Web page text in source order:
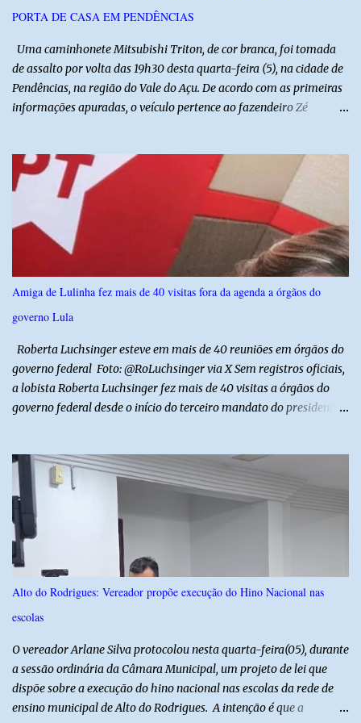
Assembleia de Deus possui uma das maiores estruturas religiosas
PORTA DE CASA EM PENDÊNCIAS
Uma caminhonete Mitsubishi Triton, de cor branca, foi tomada
de assalto por volta das 19h30 desta quarta-feira (5), na cidade de
Pendências, na região do Vale do Açu. De acordo com as primeiras
informações apuradas, o veículo pertence ao fazendeiro Zé
anunciaram o assalto no momento em que ela estava em frente à
residência, no Centro da cidade. Ainda conforme relatos de
testemunhas, os suspeitos utilizavam roupas semelhantes a
uniformes de empresa, o que pode ter ajudado a não despertar
suspeitas antes da abordagem. Após a ação criminosa, a dupla
fugiu levando a caminhonete em direção ainda desconhecida. A
Polícia Militar foi acionada logo após o crime e realiza diligências
na região na tentativa de localizar o veículo e identificar os
autores do assalto. Qualquer informação que possa ajudar na
Amiga de Lulinha fez mais de 40 visitas fora da agenda a órgãos do
governo Lula
Roberta Luchsinger esteve em mais de 40 reuniões em órgãos do
governo federal Foto: @RoLuchsinger via X Sem registros oficiais,
a lobista Roberta Luchsinger fez mais de 40 visitas a órgãos do
governo federal desde o início do terceiro mandato do presidente
públicos que participam dos encontros. Em duas oportunidades, a
lobista esteve no Palácio do Planalto e no gabinete do ministro do
Desenvolvimento Social, Wellington Dias, acompanhada do então
sócio de Lulinha. Os encontros não foram registrados nas agendas
oficiais. Fábio Luís é alvo de inquérito aberto nesta quinta-feira,
30, a pedido da PF, que apura se ele utilizou a influência do pai
para defender interesses empresariais com a administração
pública. Segundo a Polícia Federal, a atuação dele contou com a
ajuda de Luchsinger e se concentrou no Ministério da Saúde e no
Alto do Rodrigues: Vereador propõe execução do Hino Nacional nas
escolas
O vereador Arlane Silva protocolou nesta quarta-feira(05), durante
a sessão ordinária da Câmara Municipal, um projeto de lei que
dispõe sobre a execução do hino nacional nas escolas da rede de
ensino municipal de Alto do Rodrigues. A intenção é que a